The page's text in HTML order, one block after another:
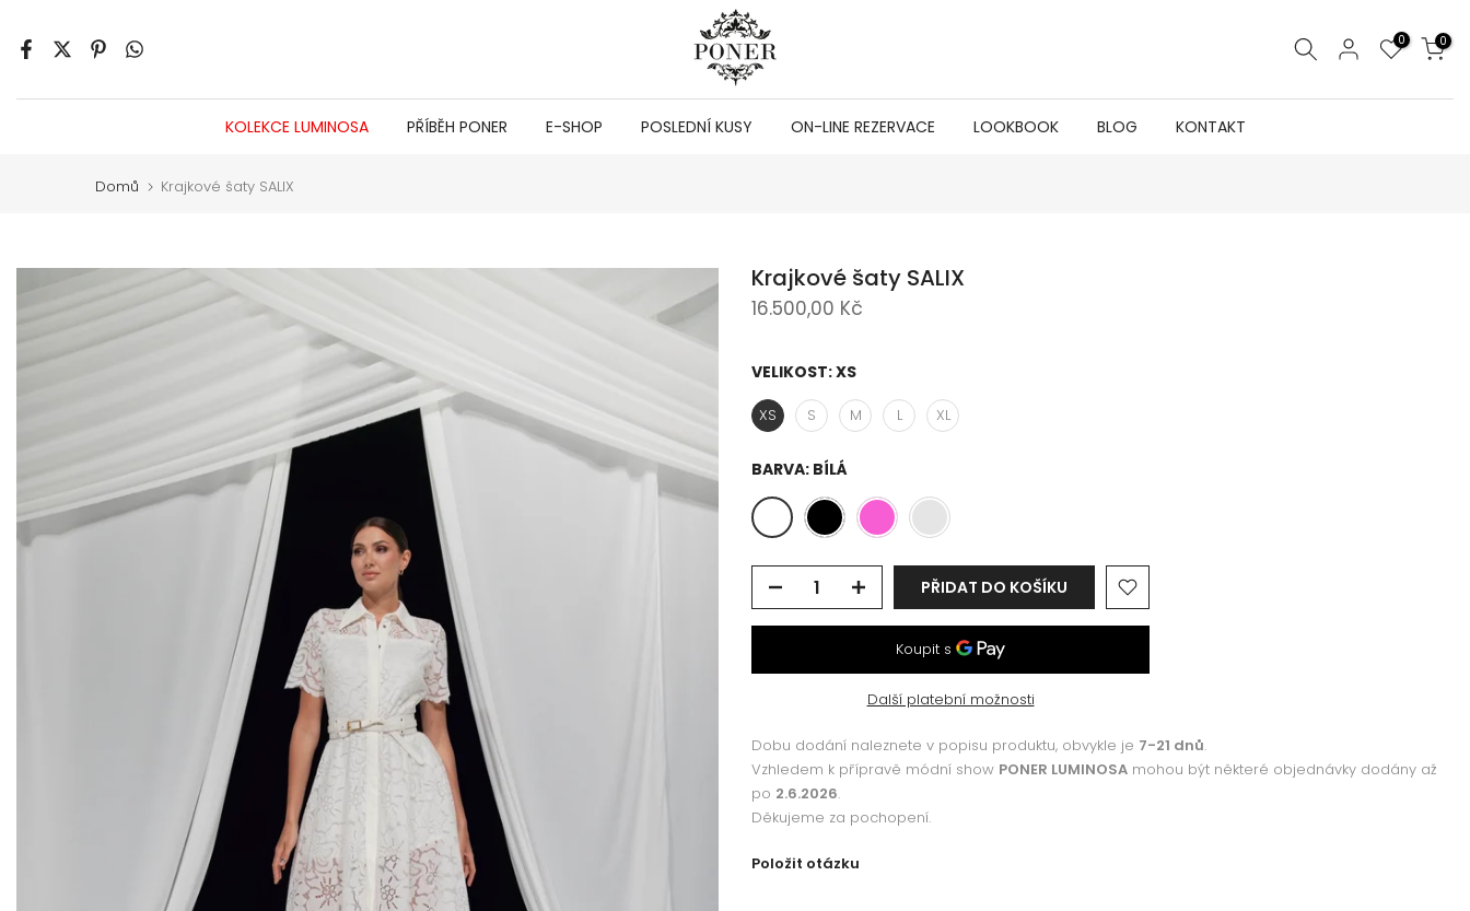
na
0 0
KOLEKCE LUMINOSA PŘÍBĚH PONER E-SHOP POSLEDNÍ KUSY ON-LINE REZERVACE LOOKBOOK BLOG KONTAKT
Domů Krajkové šaty SALIX
Krajkové šaty SALIX
16.500,00 Kč
VELIKOST:XS
XS S M L XL
BARVA: BÍLÁ
PŘIDAT DO KOŠÍKU
Další platební možnosti
Dobu dodání naleznete v popisu produktu, obvykle je 7-21 dnů.
Vzhledem k přípravě módní show PONER LUMINOSA mohou být některé objednávky dodány až
po 2.6.2026.
Děkujeme za pochopení.
Položit otázku